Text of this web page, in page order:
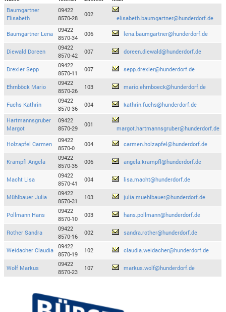
Baumgartner
Elisabeth
09422
8570-28
002
elisabeth.baumgartner@hunderdorf.de
Baumgartner Lena
09422
8570-34
006 lena.baumgartner@hunderdorf.de
Diewald Doreen
09422
8570-42
007 doreen.diewald@hunderdorf.de
Drexler Sepp
09422
8570-11
007 sepp.drexler@hunderdorf.de
Ehrnböck Mario
09422
8570-26
103 mario.ehrnboeck@hunderdorf.de
Fuchs Kathrin
09422
8570-36
004 kathrin.fuchs@hunderdorf.de
Hartmannsgruber
Margot
09422
8570-29
001
margot.hartmannsgruber@hunderdorf.de
Holzapfel Carmen
09422
8570-0
004 carmen.holzapfel@hunderdorf.de
Krampfl Angela
09422
8570-35
006 angela.krampfl@hunderdorf.de
Macht Lisa
09422
8570-41
004 lisa.macht@hunderdorf.de
Mühlbauer Julia
09422
8570-31
103 julia.muehlbauer@hunderdorf.de
Pollmann Hans
09422
8570-10
003 hans.pollmann@hunderdorf.de
Rother Sandra
09422
8570-16
002 sandra.rother@hunderdorf.de
Weidacher Claudia
09422
8570-19
102 claudia.weidacher@hunderdorf.de
Wolf Markus
09422
8570-23
107 markus.wolf@hunderdorf.de